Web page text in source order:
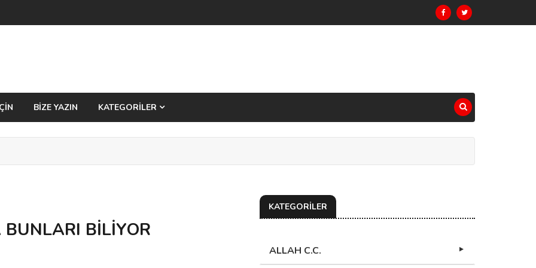
BİZE YAZIN KATEGORİLER
BİLİYOR
KATEGORİLER
ALLAH C.C.